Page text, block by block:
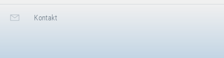
Kontakt